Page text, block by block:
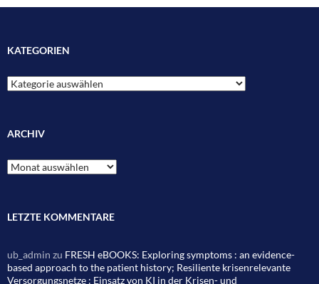
KATEGORIEN
Kategorien
ARCHIV
Archiv
LETZTE KOMMENTARE
ub_admin zu FRESH eBOOKS: Exploring symptoms : an evidence-
based approach to the patient history; Resiliente krisenrelevante
Versorgungsnetze : Einsatz von KI in der Krisen- und